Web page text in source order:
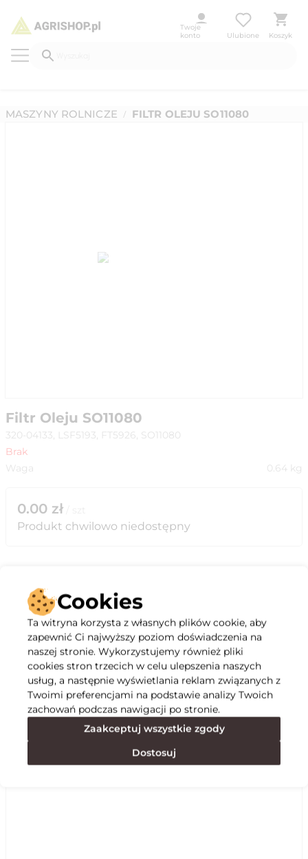
Twoje
konto
Ulubione Koszyk
MASZYNY ROLNICZE / FILTR OLEJU SO11080
Filtr Oleju SO11080
320-04133, LSF5193, FT5926, SO11080
Brak
Waga
0.64 kg
0.00 zł
Produkt chwilowo niedostępny
Opis
Specyfikacja
Polecane
Cookies
Ta witryna korzysta z własnych plików cookie, aby
zapewnić Ci najwyższy poziom doświadczenia na
naszej stronie. Wykorzystujemy również pliki
cookies stron trzecich w celu ulepszenia naszych
usług, a następnie wyświetlania reklam związanych z
Twoimi preferencjami na podstawie analizy Twoich
zachowań podczas nawigacji po stronie.
Zaakceptuj wszystkie zgody
Dostosuj